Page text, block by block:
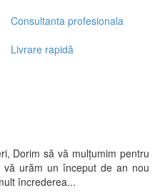
Consultanta profesionala
Livrare rapidă
Dorim să vă mulțumim pentru
urăm un început de an nou
încrederea...